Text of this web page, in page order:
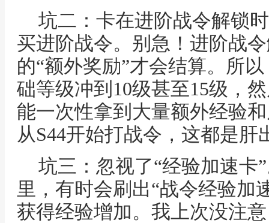
坑二：卡在进阶战令解锁
买进阶战令。别急！进阶战
的“额外奖励”才会结算。所
础等级冲到10级甚至15级，
能一次性拿到大量额外经验
从S44开始打战令，这都是肝
坑三：忽视了“经验加速卡
里，有时会刷出“战令经验加
获得经验增加。我上次没注